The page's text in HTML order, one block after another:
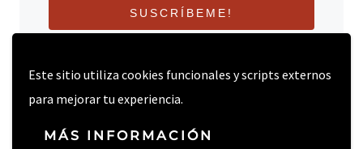
Este sitio utiliza cookies funcionales y scripts externos
para mejorar tu experiencia.
MÁS INFORMACIÓN
SUSCRÍBEME!